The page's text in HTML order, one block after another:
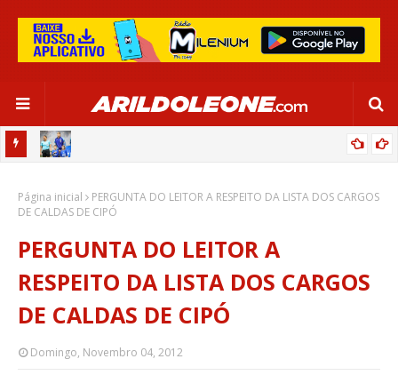
SALVADOR
Página inicial
PERGUNTA DO LEITOR A RESPEITO DA LISTA DOS CARGOS
DE CALDAS DE CIPÓ
PERGUNTA DO LEITOR A
RESPEITO DA LISTA DOS CARGOS
DE CALDAS DE CIPÓ
Domingo, Novembro 04, 2012